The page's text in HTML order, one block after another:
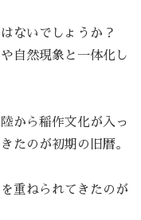
ないでしょうか？
自然現象と一体化し
から稲作文化が入っ
たのが初期の旧暦。
重ねられてきたのが